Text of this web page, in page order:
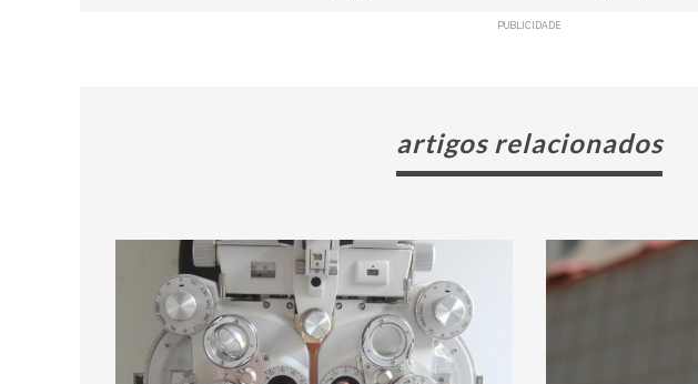
PUBLICIDADE
artigos relacionados